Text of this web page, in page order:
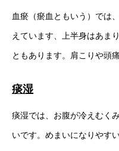
血瘀（瘀血ともいう）では
えています、上半身はあま
ともあります。肩こりや頭
痰湿
痰湿では、お腹が冷えむく
いです。めまいになりやす